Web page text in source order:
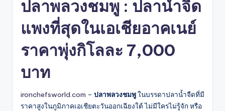
ปลาพลวงชมพู : ปลาน้ำจืด
แพงที่สุดในเอเชียอาคเนย์
ราคาพุ่งกิโลละ 7,000
บาท
ironchefsworld.com – ปลาพลวงชมพูในบรรดาปลาน้ำจืดที่มี
ราคาสูงในภูมิภาคเอเชียตะวันออกเฉียงใต้ ไม่มีใครไม่รู้จัก หรือ